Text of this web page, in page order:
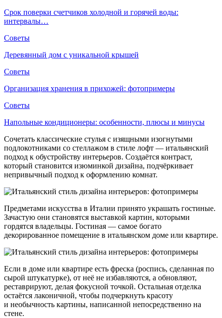
Срок поверки счетчиков холодной и горячей воды:
интервалы…
Советы
Деревянный дом с уникальной крышей
Советы
Организация хранения в прихожей: фотопримеры
Советы
Напольные кондиционеры: особенности, плюсы и минусы
Сочетать классические стулья с изящными изогнутыми
подлокотниками со стеллажом в стиле лофт — итальянский
подход к обустройству интерьеров. Создаётся контраст,
который становится изюминкой дизайна, подчёркивает
непривычный подход к оформлению комнат.
Предметами искусства в Италии принято украшать гостиные.
Зачастую они становятся выставкой картин, которыми
гордятся владельцы. Гостиная — самое богато
декорированное помещение в итальянском доме или квартире.
Если в доме или квартире есть фреска (роспись, сделанная по
сырой штукатурке), от неё не избавляются, а обновляют,
реставрируют, делая фокусной точкой. Остальная отделка
остаётся лаконичной, чтобы подчеркнуть красоту
и необычность картины, написанной непосредственно на
стене.